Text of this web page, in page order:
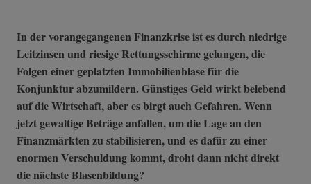
In der vorangegangenen Finanzkriseist es durch niedrige
Leitzinsen und riesige Rettungsschirme gelungen, die
Folgen einer geplatzten Immobilienblase für die
Konjunktur abzumildern. Günstiges Geld wirkt belebend
auf die Wirtschaft, aber es birgt auch Gefahren. Wenn
jetzt gewaltige Beträge anfallen, um die Lage an den
Finanzmärkten zu stabilisieren, und es dafür zu einer
enormen Verschuldung kommt, droht dann nicht direkt
die nächste Blasenbildung?